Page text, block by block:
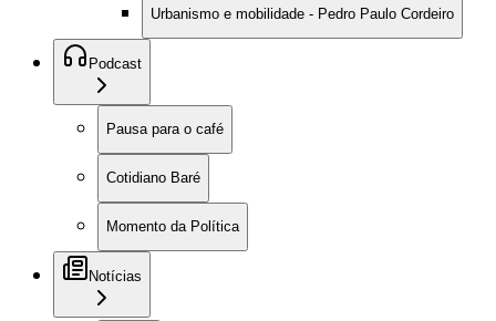
Urbanismo e mobilidade - Pedro Paulo Cordeiro
Podcast
Pausa para o café
Cotidiano Baré
Momento da Política
Notícias